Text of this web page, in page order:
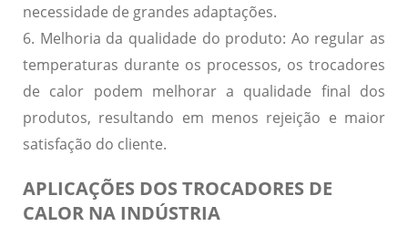
necessidade de grandes adaptações.
6. Melhoria da qualidade do produto: Ao regular as
temperaturas durante os processos, os trocadores
de calor podem melhorar a qualidade final dos
produtos, resultando em menos rejeição e maior
satisfação do cliente.
APLICAÇÕES DOS TROCADORES DE
CALOR NA INDÚSTRIA